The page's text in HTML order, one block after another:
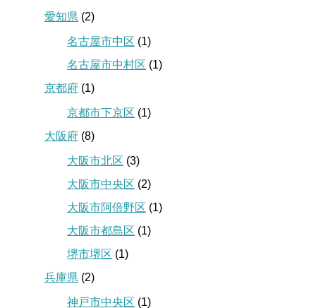
愛知県 (2)
名古屋市中区 (1)
名古屋市中村区 (1)
京都府 (1)
京都市下京区 (1)
大阪府 (8)
大阪市北区 (3)
大阪市中央区 (2)
大阪市阿倍野区 (1)
大阪市都島区 (1)
堺市堺区 (1)
兵庫県 (2)
神戸市中央区 (1)